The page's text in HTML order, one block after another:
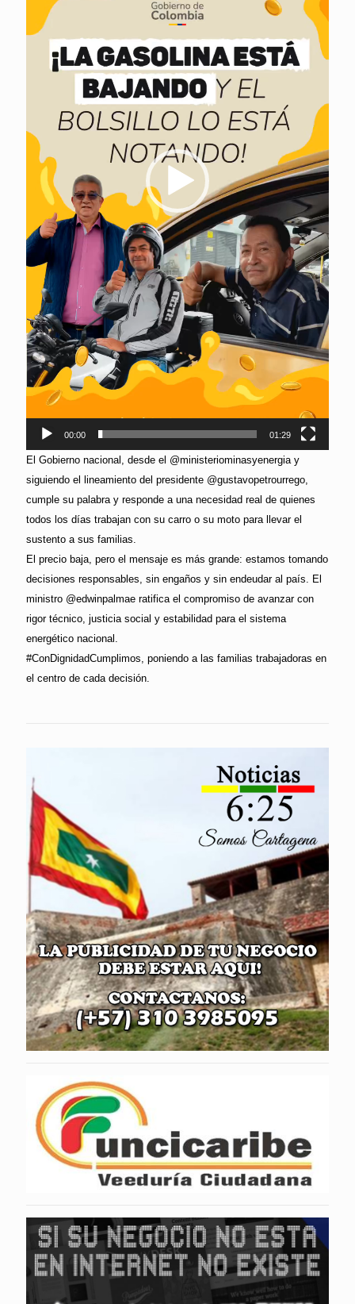
00:00 01:29
El Gobierno nacional, desde el @ministeriominasyenergia y
siguiendo el lineamiento del presidente @gustavopetrourrego,
cumple su palabra y responde a una necesidad real de quienes
todos los días trabajan con su carro o su moto para llevar el
sustento a sus familias.
El precio baja, pero el mensaje es más grande: estamos tomando
decisiones responsables, sin engaños y sin endeudar al país. El
ministro @edwinpalmae ratifica el compromiso de avanzar con
rigor técnico, justicia social y estabilidad para el sistema
energético nacional.
#ConDignidadCumplimos, poniendo a las familias trabajadoras en
el centro de cada decisión.